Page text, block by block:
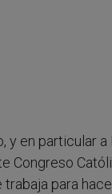
en particular a
Congreso
para